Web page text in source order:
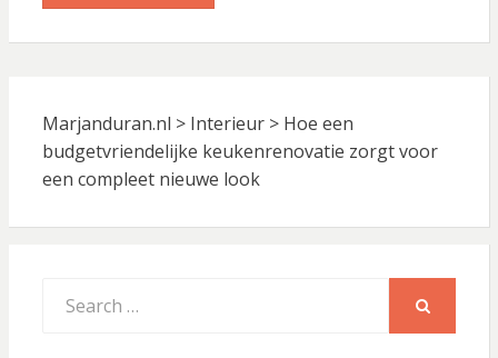
Marjanduran.nl > Interieur> Hoe een
budgetvriendelijke keukenrenovatie zorgt voor
een compleet nieuwe look
for: